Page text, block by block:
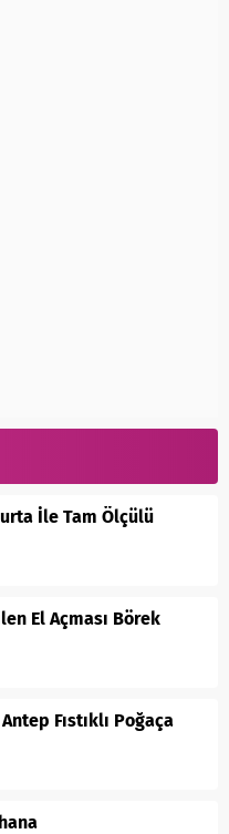
İle Tam Ölçülü
El Açması Börek
Fıstıklı Poğaça